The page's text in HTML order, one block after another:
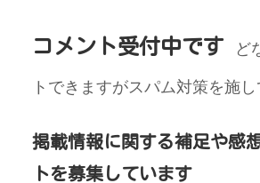
コメント受付中です
ど
トできますがスパム対策を施
掲載情報に関する補足や感
トを募集しています